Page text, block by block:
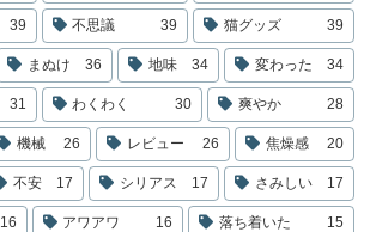
39 不思議 39 猫グッズ 39
まぬけ 36 地味 34 変わった 34
31 わくわく 30 爽やか 28
機械 26 レビュー 26 焦燥感 20
不安 17 シリアス 17 さみしい 17
16 アワアワ 16 落ち着いた 15